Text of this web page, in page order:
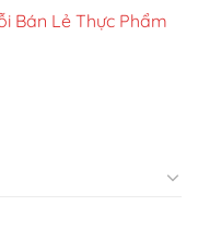
Bán Lẻ Thực Phẩm